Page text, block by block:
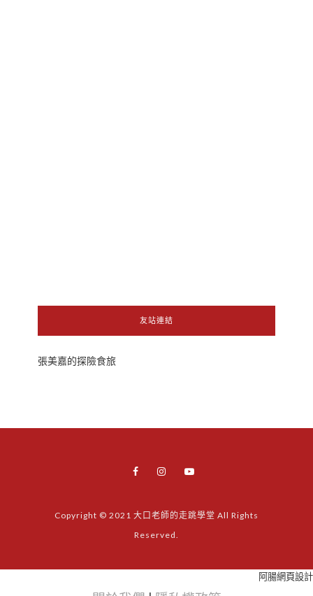
友站連結
張美嘉的探險食旅
Copyright © 2021 大口老師的走跳學堂 All Rights
Reserved.
阿腸網頁設計